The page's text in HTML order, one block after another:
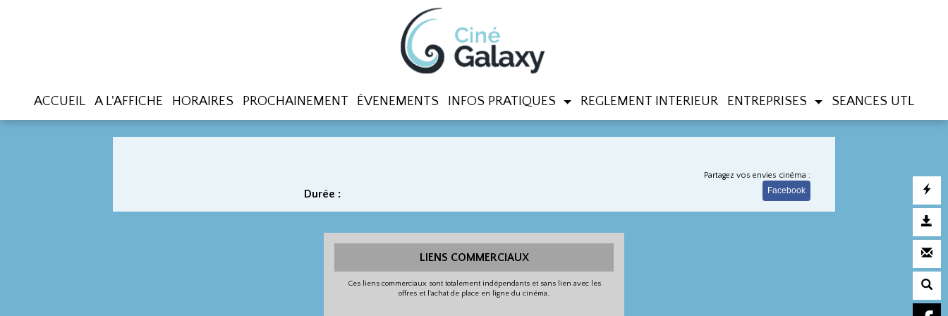
ACCUEIL A L'AFFICHE HORAIRES PROCHAINEMENT ÉVENEMENTS INFOS PRATIQUES REGLEMENT INTERIEUR ENTREPRISES SEANCES UTL
Durée :
Partagez vos envies cinéma :
Facebook
LIENS COMMERCIAUX
Ces liens commerciaux sont totalement indépendants et sans lien avec les
offres et l'achat de place en ligne du cinéma.